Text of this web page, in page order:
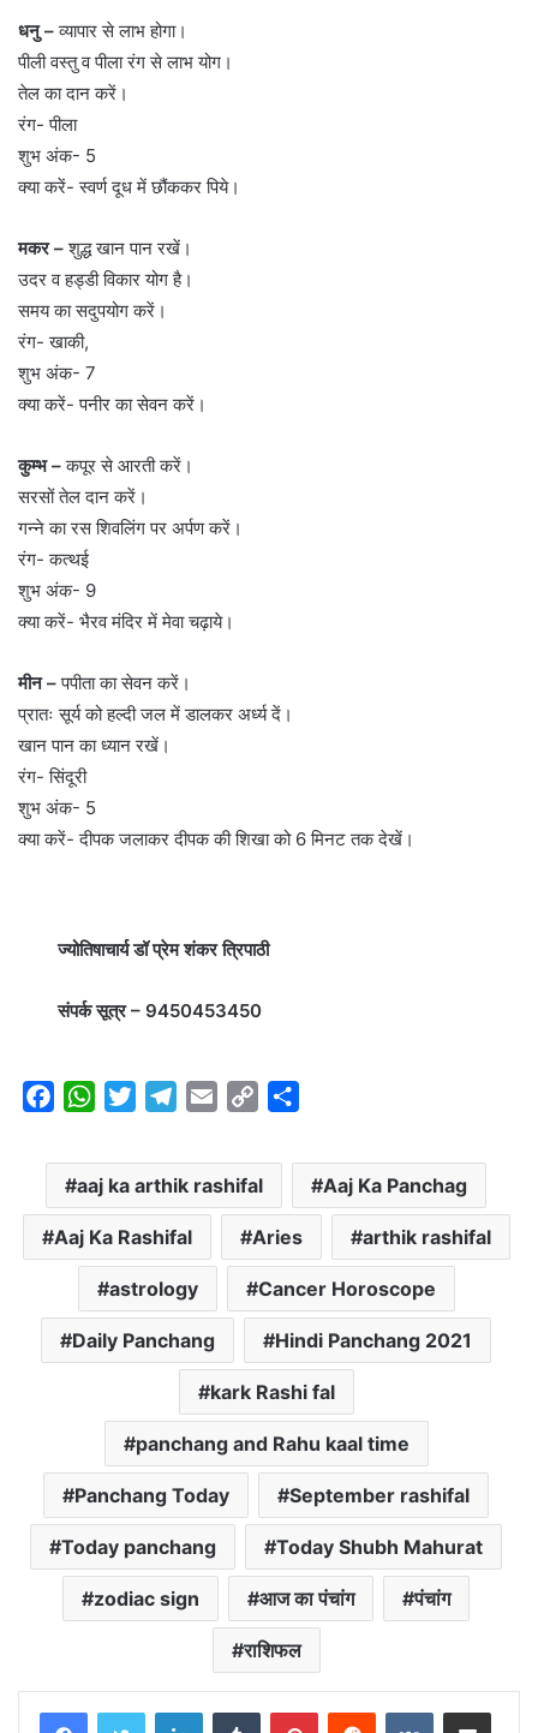
धनु –व्यापार से लाभ होगा।
पीली वस्तु व पीला रंग से लाभ योग।
तेल का दान करें।
रंग- पीला
शुभ अंक- 5
क्या करें- स्वर्ण दूध में छौंककर पिये।
मकर –शुद्ध खान पान रखें।
उदर व हड्डी विकार योग है।
समय का सदुपयोग करें।
रंग- खाकी,
शुभ अंक- 7
क्या करें- पनीर का सेवन करें।
कुम्भ –कपूर से आरती करें।
सरसों तेल दान करें।
गन्ने का रस शिवलिंग पर अर्पण करें।
रंग- कत्थई
शुभ अंक- 9
क्या करें- भैरव मंदिर में मेवा चढ़ाये।
मीन –पपीता का सेवन करें।
प्रातः सूर्य को हल्दी जल में डालकर अर्ध्य दें।
खान पान का ध्यान रखें।
रंग- सिंदूरी
शुभ अंक- 5
क्या करें- दीपक जलाकर दीपक की शिखा को 6 मिनट तक देखें।
ज्योतिषाचार्य डॉ प्रेम शंकर त्रिपाठी
संपर्क सूत्र – 9450453450
c
b
o
k
W
a
t
s
A
p
p
i
t
t
e
r
l
e
g
r
a
m
a
i
l
p
y
L
i
n
k
a
e
aaj ka arthik rashifal Aaj Ka Panchag
Aaj Ka Rashifal Aries arthik rashifal
astrology Cancer Horoscope
Daily Panchang Hindi Panchang 2021
kark Rashi fal
panchang and Rahu kaal time
Panchang Today September rashifal
Today panchang Today Shubh Mahurat
zodiac sign आज का पंचांग पंचांग
राशिफल
LinkedInTumblr PinterestReddit VKontakteShare via Email